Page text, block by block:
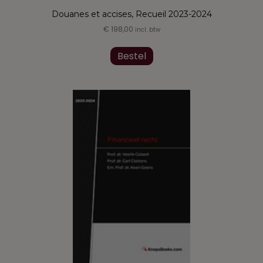
Douanes et accises, Recueil 2023-2024
€ 198,00 incl. btw
Bestel